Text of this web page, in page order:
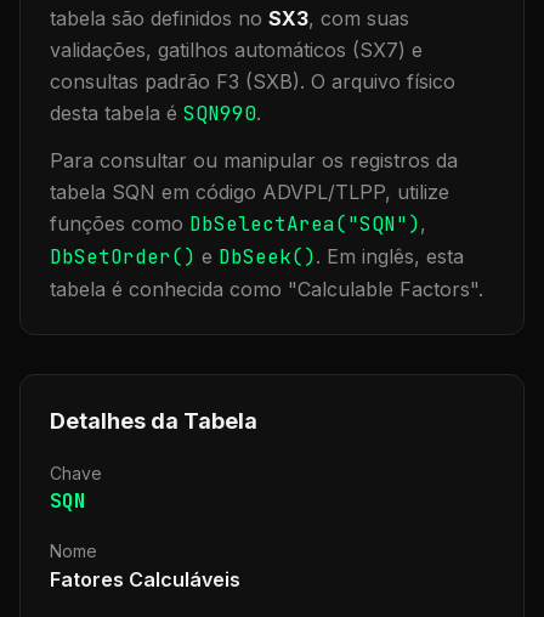
tabela são definidos no SX3, com suas
validações, gatilhos automáticos (SX7) e
consultas padrão F3 (SXB). O arquivo físico
desta tabela é SQN990.
Para consultar ou manipular os registros da
tabela SQN em código ADVPL/TLPP, utilize
funções como DbSelectArea("SQN"),
DbSetOrder() e DbSeek(). Em inglês, esta
tabela é conhecida como "Calculable Factors".
Detalhes da Tabela
Chave
SQN
Nome
Fatores Calculáveis